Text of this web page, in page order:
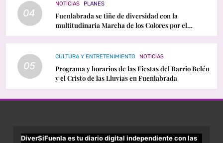
04
NOTICIAS PLANES
Fuenlabrada se tiñe de diversidad con la
multitudinaria Marcha de los Colores por el
Orgullo LGTBI
05
CULTURA Y ENTRETENIMIENTO NOTICIAS
Programa y horarios de las Fiestas del Barrio Belén
y el Cristo de las Lluvias en Fuenlabrada
DiverSiFuenla es tu diario digital independiente con las